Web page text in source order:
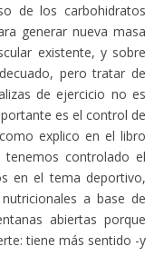
de los carbohidratos
generar nueva masa
existente, y sobre
pero tratar de
de ejercicio no es
es el control de
explico en el libro
tenemos controlado el
en el tema deportivo,
a base de
abiertas porque
tiene más sentido -y